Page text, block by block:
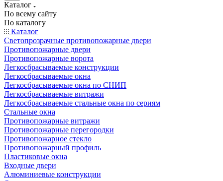
Каталог
По всему сайту
По каталогу
Каталог
Светопрозрачные противопожарные двери
Противопожарные двери
Противопожарные ворота
Легкосбрасываемые конструкции
Легкосбрасываемые окна
Легкосбрасываемые окна по СНИП
Легкосбрасываемые витражи
Легкосбрасываемые стальные окна по сериям
Стальные окна
Противопожарные витражи
Противопожарные перегородки
Противопожарное стекло
Противопожарный профиль
Пластиковые окна
Входные двери
Алюминиевые конструкции